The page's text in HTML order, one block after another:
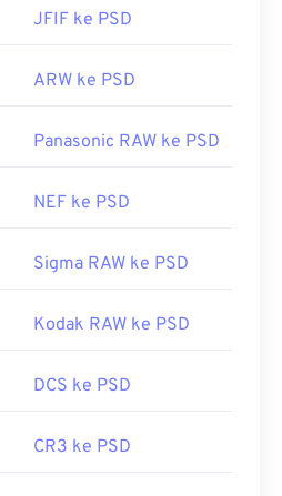
file/DJVU
JFIF ke PSD
ARW ke PSD
Panasonic RAW ke PSD
NEF ke PSD
Sigma RAW ke PSD
Kodak RAW ke PSD
DCS ke PSD
CR3 ke PSD